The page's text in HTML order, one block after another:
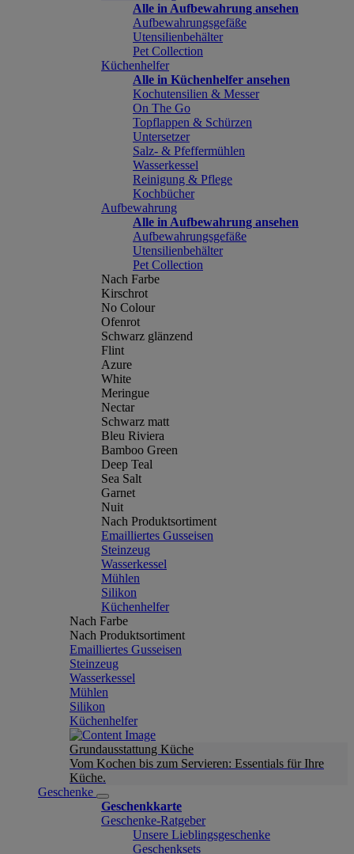
Alle in Aufbewahrung ansehen
Aufbewahrungsgefäße
Utensilienbehälter
Pet Collection
Küchenhelfer
Alle in Küchenhelfer ansehen
Kochutensilien & Messer
On The Go
Topflappen & Schürzen
Untersetzer
Salz- & Pfeffermühlen
Wasserkessel
Reinigung & Pflege
Kochbücher
Aufbewahrung
Alle in Aufbewahrung ansehen
Aufbewahrungsgefäße
Utensilienbehälter
Pet Collection
Nach Farbe
Kirschrot
No Colour
Ofenrot
Schwarz glänzend
Flint
Azure
White
Meringue
Nectar
Schwarz matt
Bleu Riviera
Bamboo Green
Deep Teal
Sea Salt
Garnet
Nuit
Nach Produktsortiment
Emailliertes Gusseisen
Steinzeug
Wasserkessel
Mühlen
Silikon
Küchenhelfer
Nach Farbe
Nach Produktsortiment
Emailliertes Gusseisen
Steinzeug
Wasserkessel
Mühlen
Silikon
Küchenhelfer
Grundausstattung Küche
Vom Kochen bis zum Servieren: Essentials für Ihre
Küche.
Geschenke
Geschenkkarte
Geschenke-Ratgeber
Unsere Lieblingsgeschenke
Geschenksets